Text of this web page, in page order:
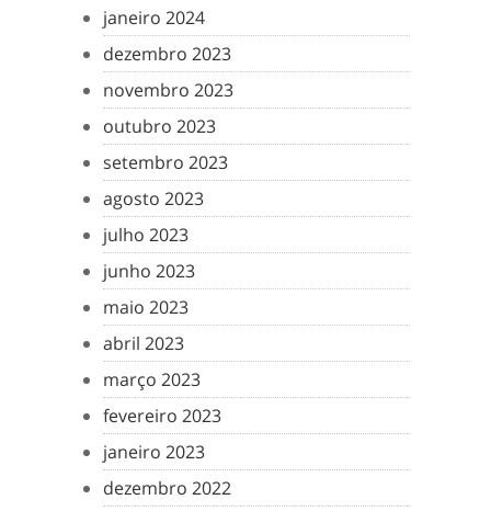
janeiro 2024
dezembro 2023
novembro 2023
outubro 2023
setembro 2023
agosto 2023
julho 2023
junho 2023
maio 2023
abril 2023
março 2023
fevereiro 2023
janeiro 2023
dezembro 2022